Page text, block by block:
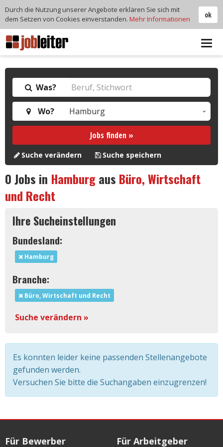
Was?
Wo?
Jobs finden »
Suche verändern Suche speichern
0Jobs in Hamburgaus Büro, Wirtschaft
und Recht
Ihre Sucheinstellungen
Bundesland:
Hamburg
Branche:
Büro, Wirtschaft und Recht
Suche verändern »
Es konnten leider keine passenden Stellenangebote
gefunden werden.
Versuchen Sie bitte die Suchangaben einzugrenzen!
Für Bewerber Für Arbeitgeber
ok
Durch die Nutzung unserer Angebote erklären Sie sich mit
dem Setzen von Cookies einverstanden. Mehr Informationen